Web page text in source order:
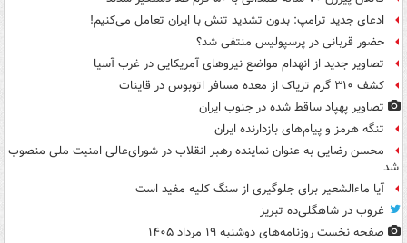
ادعای جدید ترامپ: بدون تشدید تنش با ایران تعامل می‌کنیم!
حضور قربانی در پرسپولیس منتفی شد؟
تصاویر جدید از انهدام مواضع نیروهای آمریکایی در غرب آسیا
کشف ۳۱۰ گرم تریاک از معده مسافر اتوبوس در قاینات
تصاویر پهپاد ساقط شده در جنوب ایران
تنگه هرمز و پیام‌های بازدارنده ایران
محسن رضایی به عنوان نماینده رهبر انقلاب در شورای‌عالی امنیت ملی منصوب
شد
آیا ماءالشعیر برای جلوگیری از سنگ کلیه مفید است
غروب در شاهگلی‌ده تبریز
صفحه نخست روزنامه‌های دوشنبه ۱۹ مرداد ۱۴۰۵